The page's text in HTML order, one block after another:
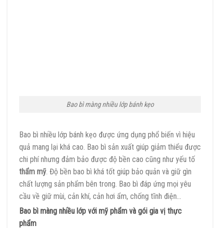
Bao bì màng nhiều lớp bánh kẹo
Bao bì nhiều lớp bánh kẹo được ứng dụng phổ biến vì hiệu
quả mang lại khá cao. Bao bì sản xuất giúp giảm thiểu được
chi phí nhưng đảm bảo được độ bền cao cũng như yếu tố
thẩm mỹ. Độ bền bao bì khá tốt giúp bảo quản và giữ gìn
chất lượng sản phẩm bên trong. Bao bì đáp ứng mọi yêu
cầu về giữ mùi, cản khí, cản hơi ẩm, chống tĩnh điện…
Bao bì màng nhiều lớp với mỹ phẩm và gói gia vị thực
phẩm